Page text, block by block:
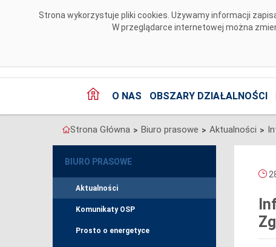
Strona wykorzystuje pliki cookies. Używamy informacji
W przeglądarce internetowej można
O NAS OBSZARY DZIAŁALNOŚCI
Strona Główna > Biuro prasowe > Aktualności >
BIURO PRASOWE
Aktualności
Komunikaty OSP
Prosto o energetyce